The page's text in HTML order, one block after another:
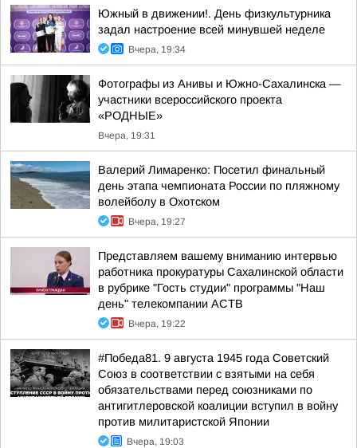
Южный в движении!. День физкультурника
задал настроение всей минувшей неделе
Вчера, 19:34
Фотографы из Анивы и Южно-Сахалинска —
участники всероссийского проекта
«РОДНЫЕ»
Вчера, 19:31
Валерий Лимаренко: Посетил финальный
день этапа чемпионата России по пляжному
волейболу в Охотском
Вчера, 19:27
Представляем вашему вниманию интервью
работника прокуратуры Сахалинской области
в рубрике "Гость студии" программы "Наш
день" телекомпании АСТВ
Вчера, 19:22
#Победа81. 9 августа 1945 года Советский
Союз в соответствии с взятыми на себя
обязательствами перед союзниками по
антигитлеровской коалиции вступил в войну
против милитаристской Японии
Вчера, 19:03